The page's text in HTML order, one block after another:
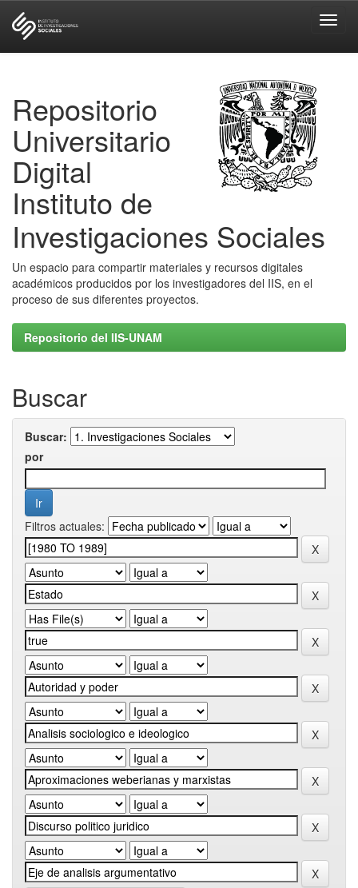
Repositorio
Universitario
Digital
Instituto de
Investigaciones Sociales
Un espacio para compartir materiales y recursos digitales
académicos producidos por los investigadores del IIS, en el
proceso de sus diferentes proyectos.
Repositorio del IIS-UNAM
Buscar
Buscar:
por
Filtros actuales: